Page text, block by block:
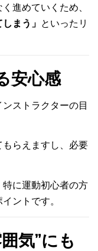
進めていくため、
まう」 といったリ
安心感
ストラクターの目
らえますし、必要
特に運動初心者の方
ントです。
気”にも